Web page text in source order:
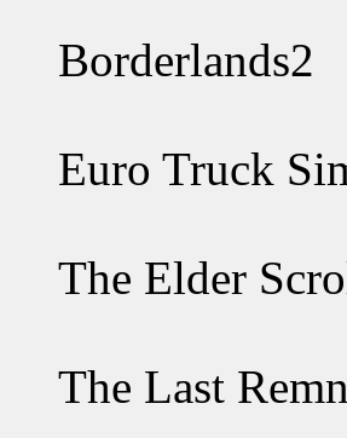
Borderlands2
Euro Truck
The Elder
The Last